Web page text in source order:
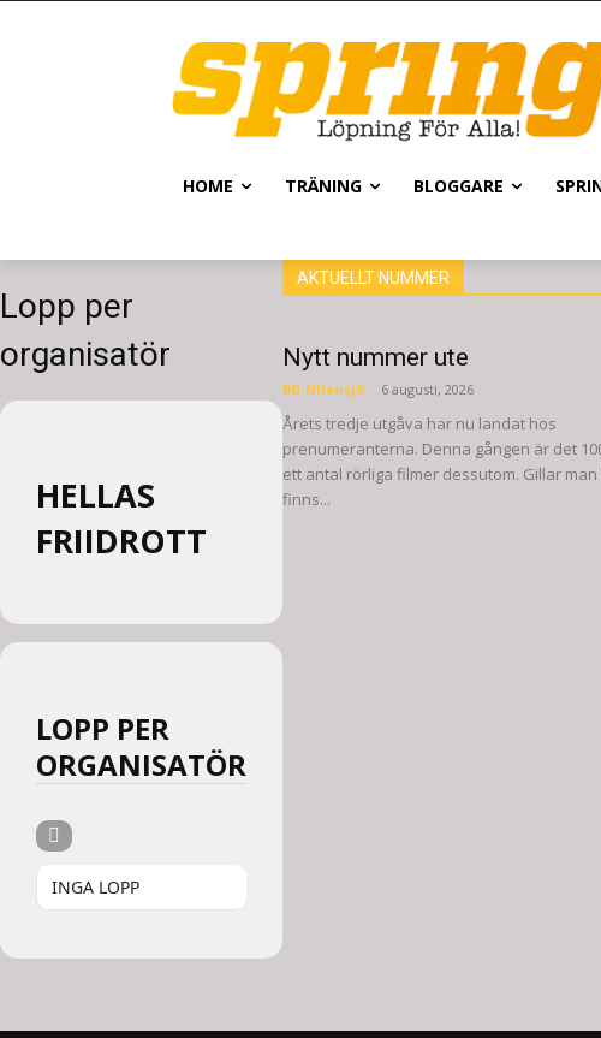
HOME TRÄNING BLOGGARE
Lopp per
organisatör
HELLAS
FRIIDROTT
LOPP PER
ORGANISATÖR
INGA LOPP
AKTUELLT NUMMER
Nytt nummer ute
BG Nilensjö 6 augusti, 2026
Årets tredje utgåva har nu landat hos
prenumeranterna. Denna gången är det
ett antal rörliga filmer dessutom. Gillar
finns...